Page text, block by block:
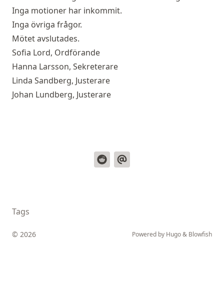
Inga motioner har inkommit.
Inga övriga frågor.
Mötet avslutades.
Sofia Lord, Ordförande
Hanna Larsson, Sekreterare
Linda Sandberg, Justerare
Johan Lundberg, Justerare
Tags
© 2026 Powered by Hugo& Blowfish